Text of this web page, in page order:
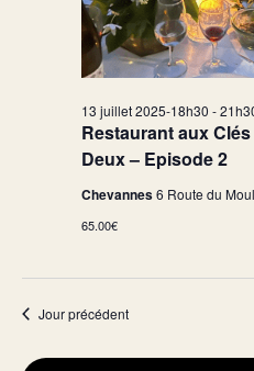
Restaurant aux
Deux – Episode 2
13 juillet 2025-18h30 -
Chevannes6 Route du
65.00€
Jour précédent